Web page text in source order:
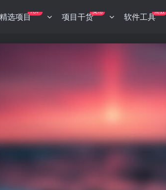
精选项目TOP 项目干货实用 软件工具高效